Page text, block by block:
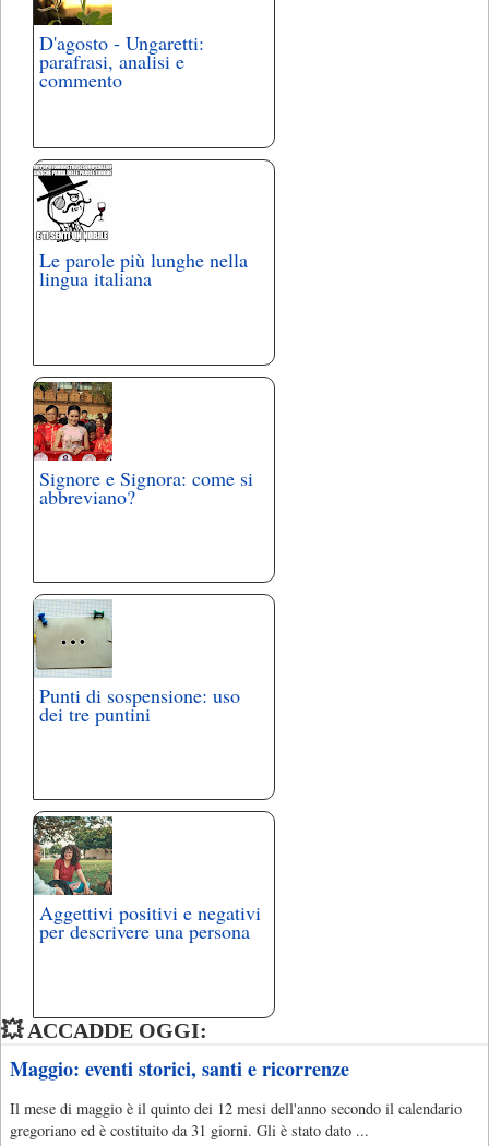
D'agosto - Ungaretti:
parafrasi, analisi e
commento
Le parole più lunghe nella
lingua italiana
Signore e Signora: come si
abbreviano?
Punti di sospensione: uso
dei tre puntini
Aggettivi positivi e negativi
per descrivere una persona
💥 ACCADDE OGGI:
Maggio: eventi storici, santi e ricorrenze
Il mese di maggio è il quinto dei 12 mesi dell'anno secondo il calendario
gregoriano ed è costituito da 31 giorni. Gli è stato dato ...